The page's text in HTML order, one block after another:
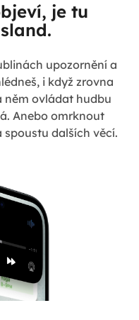
je tu
upozornění a
i když zrovna
něm ovládat hudbu
Anebo omrknout
spoustu dalších věcí.